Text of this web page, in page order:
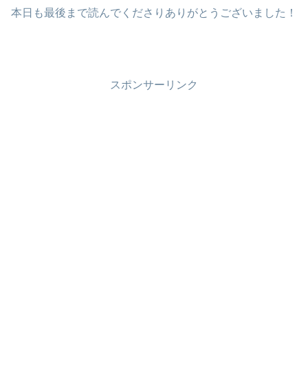
本日も最後まで読んでくださりありがとうございました！
スポンサーリンク